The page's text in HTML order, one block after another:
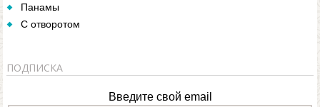
Панамы
С отворотом
ПОДПИСКА
Введите свой email